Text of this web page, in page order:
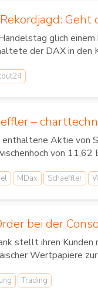
Geht
glich einem
der DAX in den
–
Aktie von
von 11,62
MDax Schaeffler
bei der
stellt ihren
Wertpapiere
Trading